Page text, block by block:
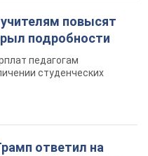
повысят
подробности
педагогам
студенческих
ответил на